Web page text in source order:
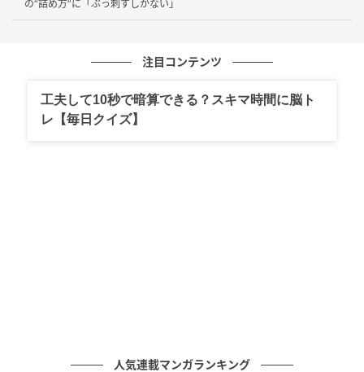
の“詰め方”に「ぶっ刺すしかない」
注目コンテンツ
工夫して10秒で暗算できる？スキマ時間に脳ト
レ【毎日クイズ】
人気連載マンガランキング